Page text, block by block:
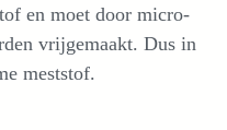
en moet door micro-
vrijgemaakt. Dus in
meststof.